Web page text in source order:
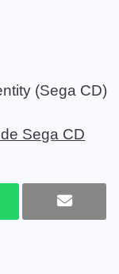
(Sega CD)
Sega CD